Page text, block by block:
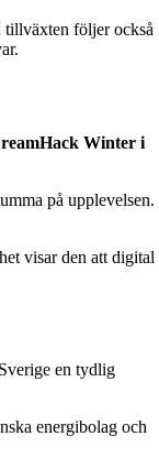
tillväxten följer också
Winter i
på upplevelsen.
visar den att digital
en tydlig
energibolag och